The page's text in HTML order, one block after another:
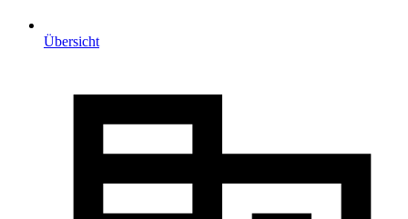
Übersicht